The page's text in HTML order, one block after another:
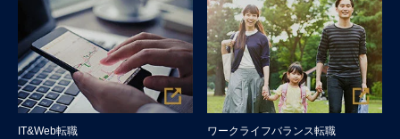
IT&Web転職 ワークライフバランス転職